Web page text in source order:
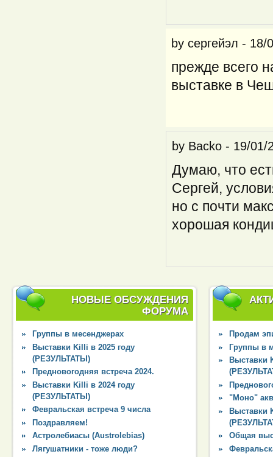
byсергейэл - 18/
прежде всего
выставке в
by Backo - 19/01/
Думаю, что
Сергей,
но с почти
хорошая
НОВЫЕ ОБСУЖДЕНИЯ
ФОРУМА
Группы в месенджерах
Выставки Killi в 2025 году
(РЕЗУЛЬТАТЫ)
Предновогодняя встреча 2024.
Выставки Killi в 2024 году
(РЕЗУЛЬТАТЫ)
Февральская встреча 9 числа
Поздравляем!
Астролебиасы (Austrolebias)
Лягушатники - тоже люди?
Продам
Группы в
Выставки
"Моно"
Выставки
Общая